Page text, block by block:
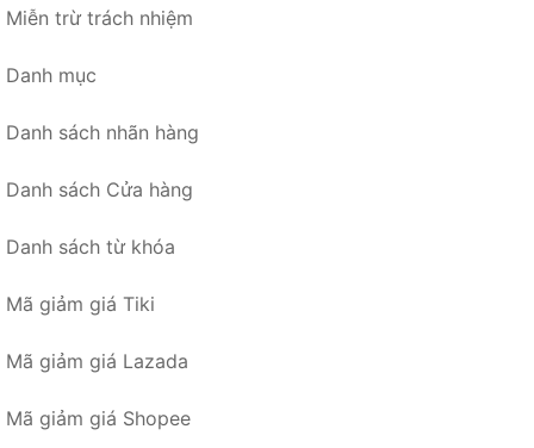
Miễn trừ trách nhiệm
Danh mục
Danh sách nhãn hàng
Danh sách Cửa hàng
Danh sách từ khóa
Mã giảm giá Tiki
Mã giảm giá Lazada
Mã giảm giá Shopee